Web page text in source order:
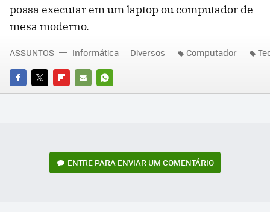
possa executar em um laptop ou computador de
mesa moderno.
FACEBOOK
TWITTERFLIPBOARD
E-
WHATSAPP
ASSUNTOS Informática Diversos Computador
ENTRE PARA ENVIAR UM COMENTÁRIO